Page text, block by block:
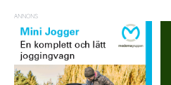
ANNONS